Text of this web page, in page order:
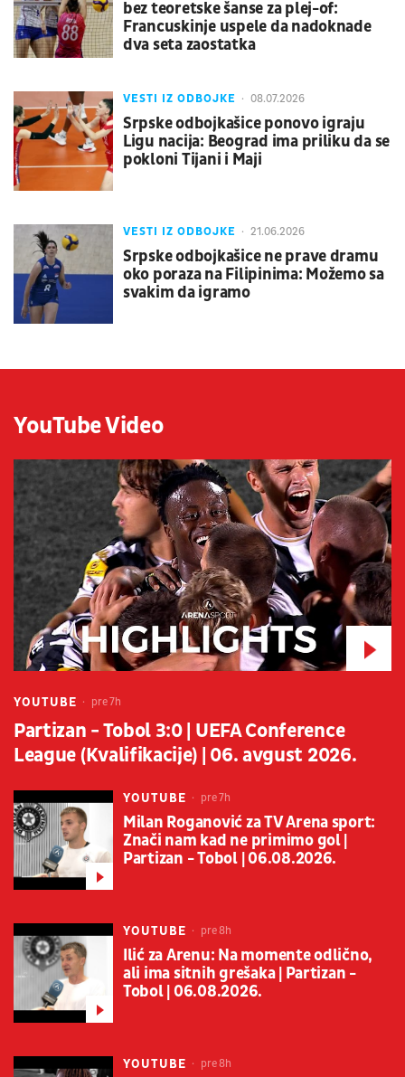
bez teoretske šanse za plej-of:
Francuskinje uspele da nadoknade
dva seta zaostatka
VESTI IZ ODBOJKE 08.07.2026
Srpske odbojkašice ponovo igraju
Ligu nacija: Beograd ima priliku da se
pokloni Tijani i Maji
VESTI IZ ODBOJKE 21.06.2026
Srpske odbojkašice ne prave dramu
oko poraza na Filipinima: Možemo sa
svakim da igramo
YouTube Video
YOUTUBE pre 7h
Partizan - Tobol 3:0 | UEFA Conference
League (Kvalifikacije) | 06. avgust 2026.
YOUTUBE pre 7h
Milan Roganović za TV Arena sport:
Znači nam kad ne primimo gol |
Partizan - Tobol | 06.08.2026.
YOUTUBE pre 8h
Ilić za Arenu: Na momente odlično,
ali ima sitnih grešaka | Partizan -
Tobol | 06.08.2026.
YOUTUBE pre 8h